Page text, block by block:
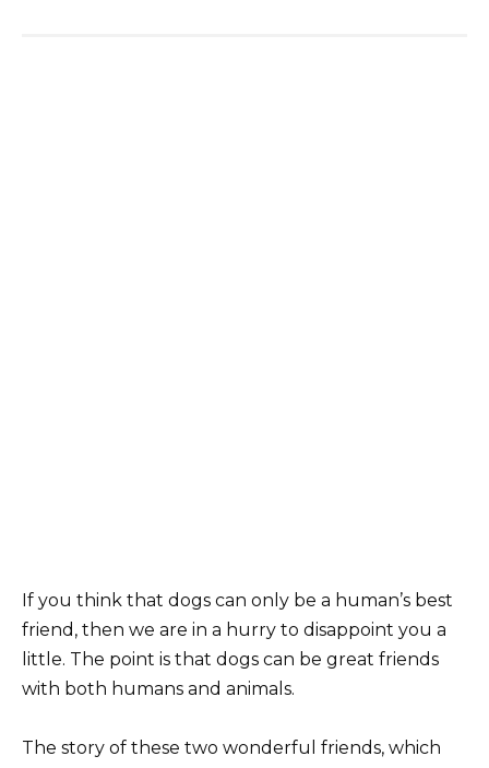
If you think that dogs can only be a human’s best
friend, then we are in a hurry to disappoint you a
little. The point is that dogs can be great friends
with both humans and animals.
The story of these two wonderful friends, which